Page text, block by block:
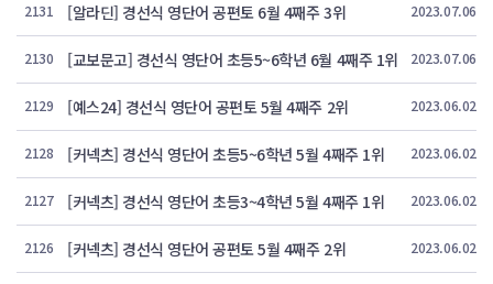
2131 [알라딘] 경선식 영단어 공편토 6월 4째주 3위 2023.07.06
2130 [교보문고] 경선식 영단어 초등5~6학년 6월 4째주 1위 2023.07.06
2129 [예스24] 경선식 영단어 공편토 5월 4째주 2위 2023.06.02
2128 [커넥츠] 경선식 영단어 초등5~6학년 5월 4째주 1위 2023.06.02
2127 [커넥츠] 경선식 영단어 초등3~4학년 5월 4째주 1위 2023.06.02
2126 [커넥츠] 경선식 영단어 공편토 5월 4째주 2위 2023.06.02